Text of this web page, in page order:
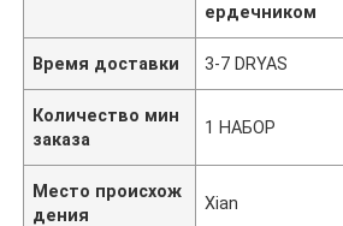
ердечником
Время доставки 3-7 DRYAS
Количество мин
заказа
1 НАБОР
Место происхож
дения
Xian